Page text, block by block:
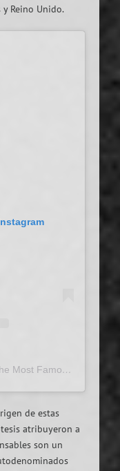
Reino Unido.
de estas
atribuyeron a
son un